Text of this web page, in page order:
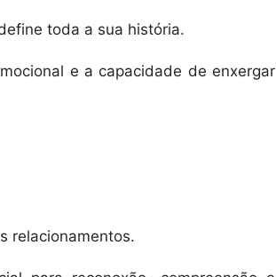
toda a sua história.
e a capacidade de enxergar
relacionamentos.